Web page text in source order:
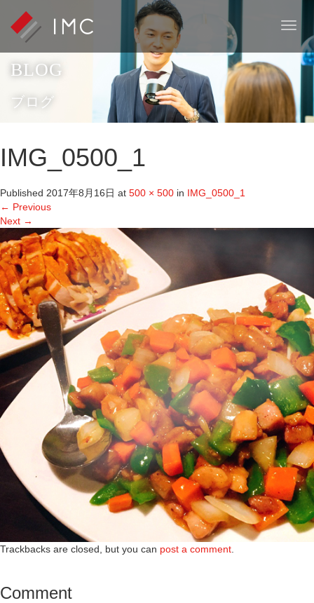
T
g
l
e
a
BLOG
ブログ
IMG_0500_1
Published 2017年8月16日 at 500 × 500 in IMG_0500_1
← Previous
Next →
Trackbacks are closed, but you can post a comment
Comment